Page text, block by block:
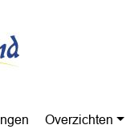
Overzichten